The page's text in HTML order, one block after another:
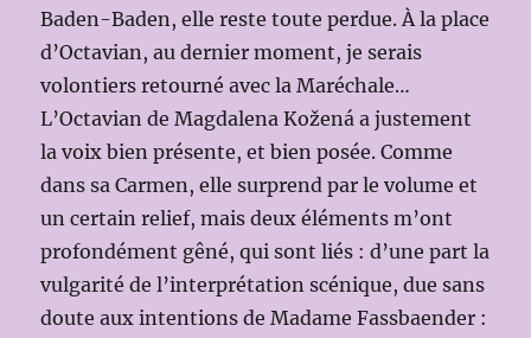
Baden-Baden, elle reste toute perdue. À la place
d’Octavian, au dernier moment, je serais
volontiers retourné avec la Maréchale…
L’Octavian de Magdalena Kožená a justement
la voix bien présente, et bien posée. Comme
dans sa Carmen, elle surprend par le volume et
un certain relief, mais deux éléments m’ont
profondément gêné, qui sont liés : d’une part la
vulgarité de l’interprétation scénique, due sans
doute aux intentions de Madame Fassbaender :